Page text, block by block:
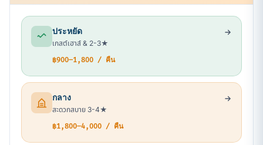
ประหยัด
เกสต์เฮาส์ & 2-3★
฿900–1,800 / คืน
กลาง
สะดวกสบาย 3-4★
฿1,800–4,000 / คืน